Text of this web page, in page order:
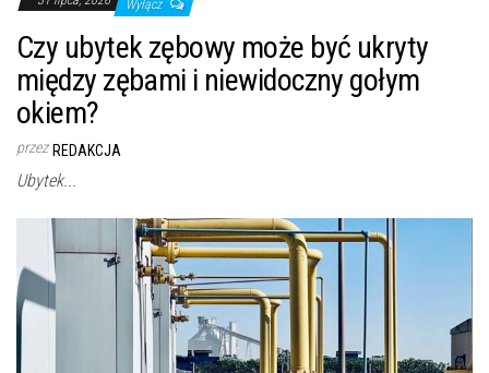
Wyłącz
Czy ubytek zębowy może być ukryty
między zębami i niewidoczny gołym
okiem?
przez REDAKCJA
Ubytek...